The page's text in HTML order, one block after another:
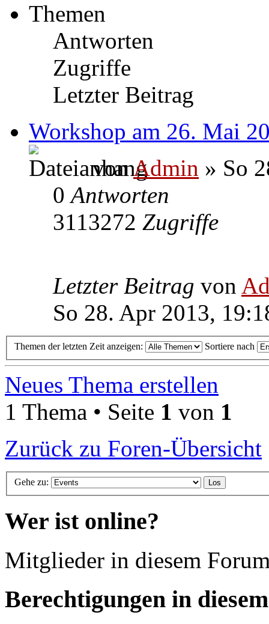
Themen
Antworten
Zugriffe
Letzter Beitrag
Workshop am 26. Mai
vonAdmin » So
0Antworten
3113272 Zugriffe
Letzter Beitrag von
So 28. Apr 2013,
Themen der letzten Zeit anzeigen: Sortiere nach
Neues Thema erstellen
1 Thema • Seite 1 von 1
Zurück zu Foren-Übersicht
Gehe zu:
Wer ist online?
Mitglieder in diesem
Berechtigungen in